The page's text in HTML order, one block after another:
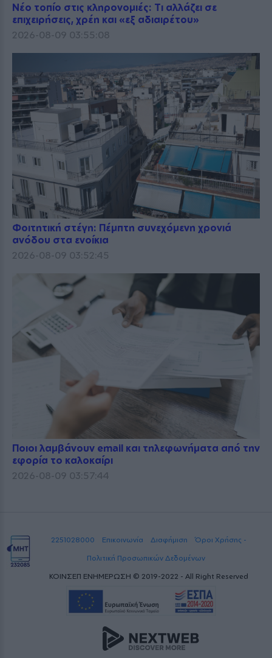
Νέο τοπίο στις κληρονομιές: Τι αλλάζει σε
επιχειρήσεις, χρέη και «εξ αδιαιρέτου»
2026-08-09 03:55:08
Φοιτητική στέγη: Πέμπτη συνεχόμενη χρονιά
ανόδου στα ενοίκια
2026-08-09 03:52:45
Ποιοι λαμβάνουν email και τηλεφωνήματα από την
εφορία το καλοκαίρι
2026-08-09 03:57:44
2251028000 Επικοινωνία Διαφήμιση
Όροι Χρήσης -
Πολιτική Προσωπικών Δεδομένων
ΚΟΙΝΣΕΠ ΕΝΗΜΕΡΩΣΗ © 2019-2022 - All Right Reserved